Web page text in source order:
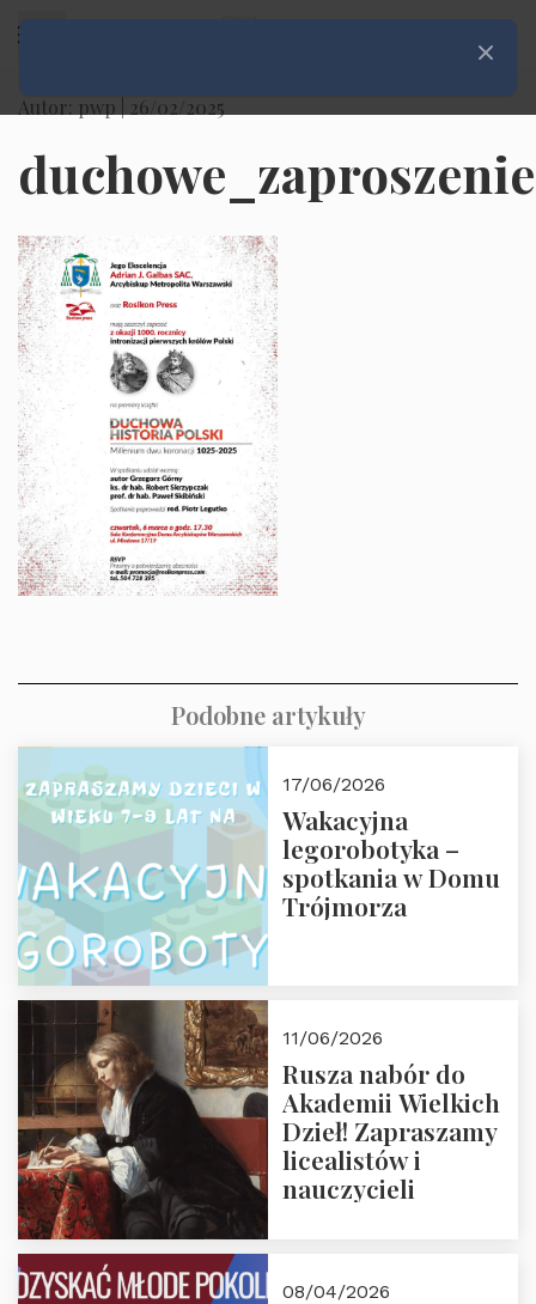
Autor: pwp | 26/02/2025
duchowe_zaproszenie
Podobne artykuły
17/06/2026
Wakacyjna
legorobotyka –
spotkania w Domu
Trójmorza
11/06/2026
Rusza nabór do
Akademii Wielkich
Dzieł! Zapraszamy
licealistów i
nauczycieli
08/04/2026
Zamknij